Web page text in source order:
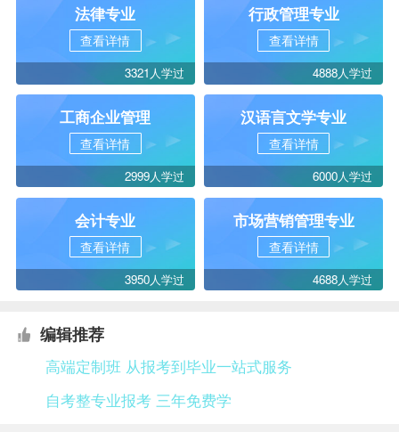
法律专业
查看详情
3321人学过
行政管理专业
查看详情
4888人学过
工商企业管理
查看详情
2999人学过
汉语言文学专业
查看详情
6000人学过
会计专业
查看详情
3950人学过
市场营销管理专业
查看详情
4688人学过
编辑推荐
高端定制班 从报考到毕业一站式服务
自考整专业报考 三年免费学